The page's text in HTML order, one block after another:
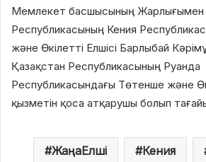
Мемлекет басшысының Жарлығымен
Республикасының Кения
және Өкілетті Елшісі Барлыбай
Қазақстан Республикасының Руанда
Республикасындағы Төтенше және
қызметін қоса атқарушы болып
ЖаңаЕлші Кения